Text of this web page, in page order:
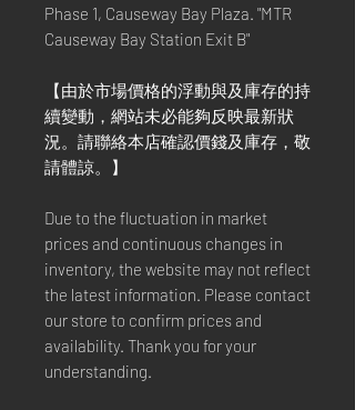
Phase 1, Causeway Bay Plaza. "MTR
Causeway Bay Station Exit B"
【由於市場價格的浮動與及庫存的持
續變動，網站未必能夠反映最新狀
況。請聯絡本店確認價錢及庫存，敬
請體諒。】
Due to the fluctuation in market
prices and continuous changes in
inventory, the website may not reflect
the latest information. Please contact
our store to confirm prices and
availability. Thank you for your
understanding.